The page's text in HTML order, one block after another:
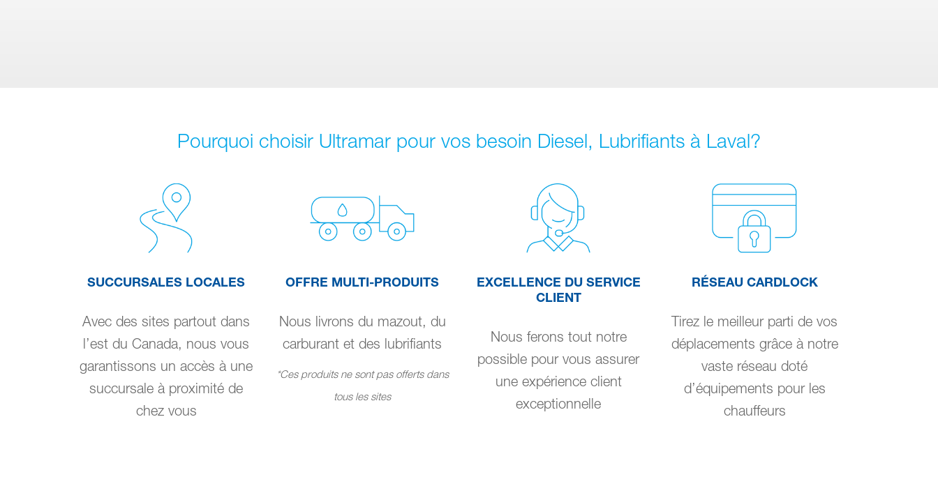
Pourquoi choisir Ultramar pour vos besoin Diesel, Lubrifiants à Laval?
SUCCURSALES LOCALES
Avec des sites partout dans
l’est du Canada, nous vous
garantissons un accès à une
succursale à proximité de
chez vous
OFFRE MULTI-PRODUITS
Nous livrons du mazout, du
carburant et des lubrifiants
*Ces produits ne sont pas offerts dans
tous les sites
EXCELLENCE DU SERVICE
CLIENT
Nous ferons tout notre
possible pour vous assurer
une expérience client
exceptionnelle
RÉSEAU CARDLOCK
Tirez le meilleur parti de vos
déplacements grâce à notre
vaste réseau doté
d’équipements pour les
chauffeurs